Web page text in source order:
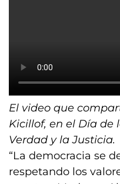
El video que
Kicillof, en el Día de
Verdad y la Justicia.
“La democracia se
respetando los